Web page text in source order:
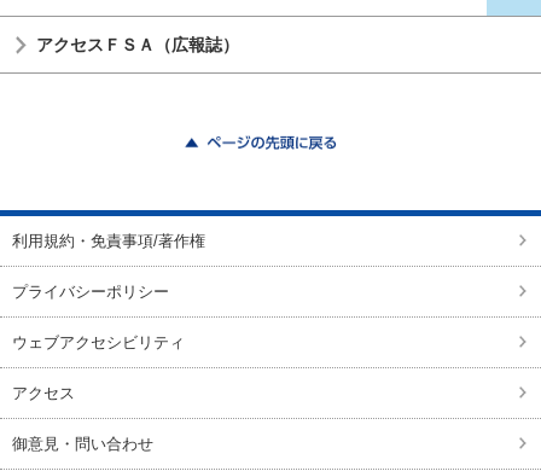
アクセスＦＳＡ（広報誌）
利用規約・免責事項/著作権
プライバシーポリシー
ウェブアクセシビリティ
アクセス
御意見・問い合わせ